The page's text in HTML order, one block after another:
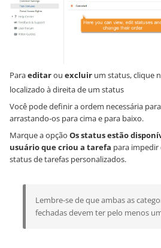
Paraeditarou excluir um status, clique
localizado à direita de um status
Você pode definir a ordem necessária
arrastando-os para cima e para baixo.
Marque a opção Os status estão
usuário que criou a tarefa para
status de tarefas personalizados.
Lembre-se de que ambas as
fechadas devem ter pelo menos